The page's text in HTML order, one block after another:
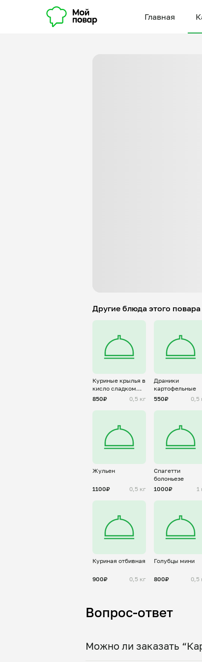
Главная
Другие блюда этого повара
Куриные крылья в
кисло сладком
соусе
850₽ 0,5 кг
Драники
картофельные
550₽
0,5
Жульен
1100₽ 0,5 кг
Спагетти
болоньезе
1000₽
1
Куриная отбивная
900₽ 0,5 кг
Голубцы мини
800₽ 0,5
Вопрос-ответ
Можно ли заказать